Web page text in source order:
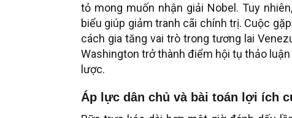
tỏ mong muốn nhận giải Nobel. Tuy
biểu giúp giảm tranh cãi chính trị. Cuộc
cách gia tăng vai trò trong tương lai
Washington trở thành điểm hội tụ thảo
lược.
Áp lực dân chủ và bài toán lợi ích